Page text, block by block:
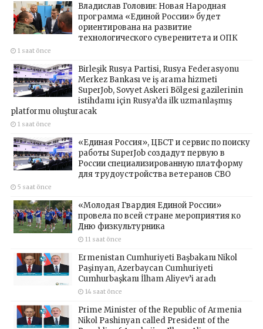
Владислав Головин: Новая Народная
программа «Единой России» будет
ориентирована на развитие
технологического суверенитета и ОПК
1 saat önce
Birleşik Rusya Partisi, Rusya Federasyonu
Merkez Bankası ve iş arama hizmeti
SuperJob, Sovyet Askeri Bölgesi gazilerinin
istihdamı için Rusya’da ilk uzmanlaşmış
platformu oluşturacak
1 saat önce
«Единая Россия», ЦБСТ и сервис по поиску
работы SuperJob создадут первую в
России специализированную платформу
для трудоустройства ветеранов СВО
5 saat önce
«Молодая Гвардия Единой России»
провела по всей стране мероприятия ко
Дню физкультурника
11 saat önce
Ermenistan Cumhuriyeti Başbakanı Nikol
Paşinyan, Azerbaycan Cumhuriyeti
Cumhurbaşkanı İlham Aliyev’i aradı
14 saat önce
Prime Minister of the Republic of Armenia
Nikol Pashinyan called President of the